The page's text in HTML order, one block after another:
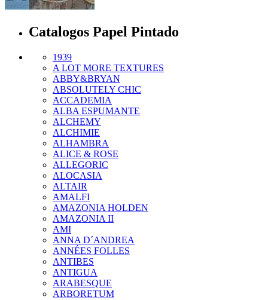
Catalogos Papel Pintado
1939
A LOT MORE TEXTURES
ABBY&BRYAN
ABSOLUTELY CHIC
ACCADEMIA
ALBA ESPUMANTE
ALCHEMY
ALCHIMIE
ALHAMBRA
ALICE & ROSE
ALLEGORIC
ALOCASIA
ALTAIR
AMALFI
AMAZONIA HOLDEN
AMAZONIA II
AMI
ANNA D´ANDREA
ANNÉES FOLLES
ANTIBES
ANTIGUA
ARABESQUE
ARBORETUM